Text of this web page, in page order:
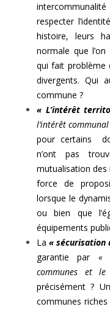
respecter
histoire, leurs
normale que
qui fait problème
divergents. Qui
commune ?
« L’intérêt
l’intérêt
pour certains
n’ont pas
mutualisation des
force de
lorsque le
ou bien que
équipements
La« sécurisation
garantie par «
communes et
précisément ?
communes